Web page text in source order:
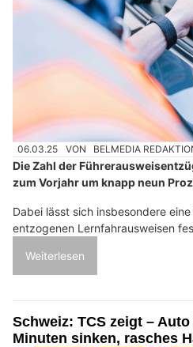
06.03.25 VON BELMEDIA
Die Zahl der
zum Vorjahr um knapp neun
Dabei lässt sich insbesondere
entzogenen Lernfahrausweisen
Weiterlesen
Schweiz: TCS zeigt –
Minuten sinken, rasches